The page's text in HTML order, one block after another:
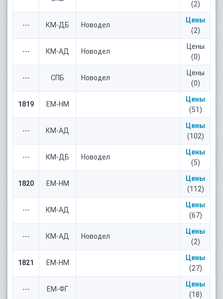
(2)
--- КМ-ДБ Новодел
Цены
(2)
--- КМ-АД Новодел
Цены
(0)
--- СПБ Новодел
Цены
(0)
1819 ЕМ-НМ
Цены
(51)
--- КМ-АД
Цены
(102)
--- КМ-ДБ Новодел
Цены
(5)
1820 ЕМ-НМ
Цены
(112)
--- КМ-АД
Цены
(67)
--- КМ-АД Новодел
Цены
(2)
1821 ЕМ-НМ
Цены
(27)
--- ЕМ-ФГ
Цены
(18)